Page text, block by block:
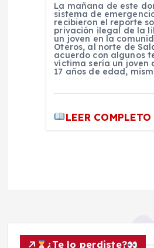
La mañana de este
sistema de
recibieron el reporte
privación ilegal de la
un joven en la
Oteros, al norte de
acuerdo con algunos
víctima sería un joven
17 años de edad,
LEER COMPLETO
¿Te lo perdiste?